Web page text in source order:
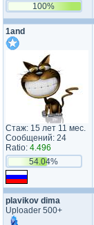
100%
1and
Стаж: 15 лет 11 мес.
Сообщений: 24
Ratio: 4.496
54.04%
plavikov dima
Uploader 500+